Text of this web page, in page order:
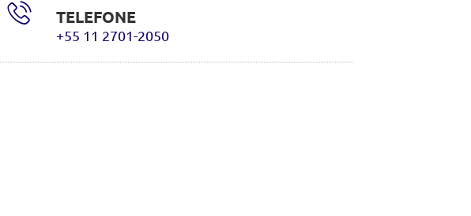
TELEFONE
+55 11 2701-2050